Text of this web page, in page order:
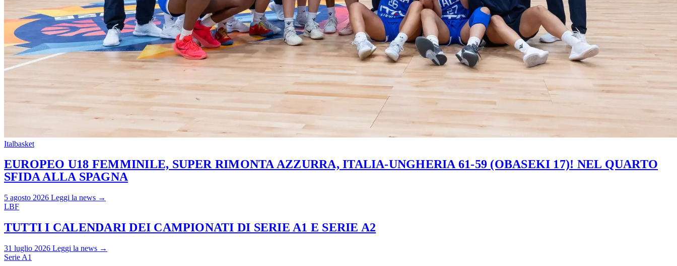
Italbasket
EUROPEO U18 FEMMINILE, SUPER RIMONTA AZZURRA, ITALIA-UNGHERIA 61-59 (OBASEKI 17)! NEL QUARTO
SFIDA ALLA SPAGNA
5 agosto 2026 Leggi la news →
LBF
TUTTI I CALENDARI DEI CAMPIONATI DI SERIE A1 E SERIE A2
31 luglio 2026 Leggi la news →
Serie A1